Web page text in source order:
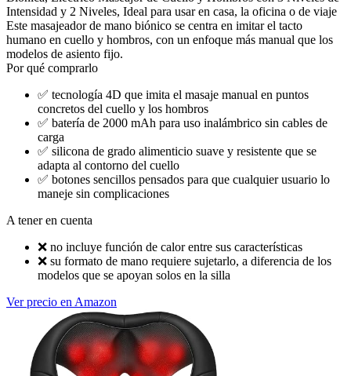
Intensidad y 2 Niveles, Ideal para usar en casa, la oficina o de viaje
Este masajeador de mano biónico se centra en imitar el tacto
humano en cuello y hombros, con un enfoque más manual que los
modelos de asiento fijo.
Por qué comprarlo
✅ tecnología 4D que imita el masaje manual en puntos
concretos del cuello y los hombros
✅ batería de 2000 mAh para uso inalámbrico sin cables de
carga
✅ silicona de grado alimenticio suave y resistente que se
adapta al contorno del cuello
✅ botones sencillos pensados para que cualquier usuario lo
maneje sin complicaciones
A tener en cuenta
❌ no incluye función de calor entre sus características
❌ su formato de mano requiere sujetarlo, a diferencia de los
modelos que se apoyan solos en la silla
Ver precio en Amazon